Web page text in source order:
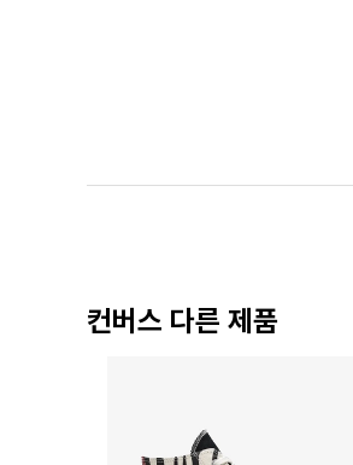
컨버스 다른 제품